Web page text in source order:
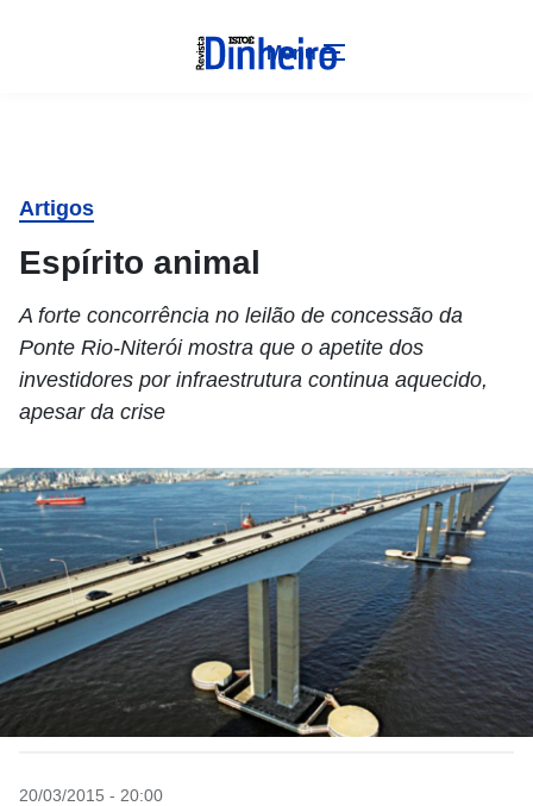
Menu
Artigos
Espírito animal
A forte concorrência no leilão de concessão da
Ponte Rio-Niterói mostra que o apetite dos
investidores por infraestrutura continua aquecido,
apesar da crise
20/03/2015 - 20:00